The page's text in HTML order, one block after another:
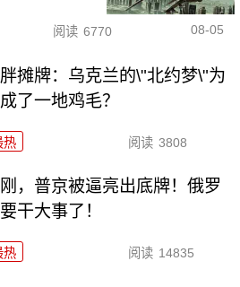
阅读 6770 08-05
摊牌：乌克兰的\"北约梦\"为
了一地鸡毛？
热 阅读 3808
，普京被逼亮出底牌！俄罗
干大事了！
热 阅读 14835